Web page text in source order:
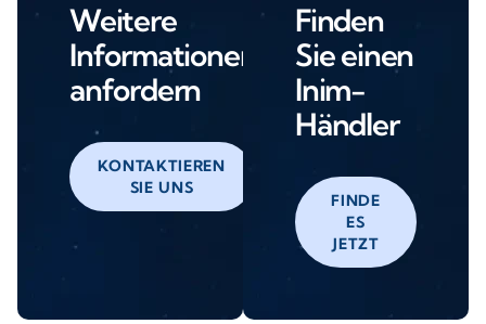
Weitere
Informationen
anfordern
KONTAKTIEREN
SIE UNS
Finden
Sie einen
Inim-
Händler
FINDE
ES
JETZT